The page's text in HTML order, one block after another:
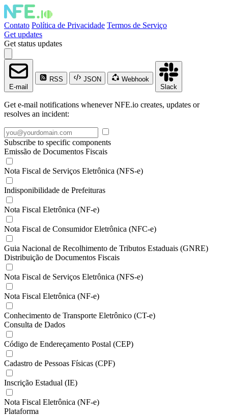
Contato Política de Privacidade Termos de Serviço
Get updates
Get status updates
E-mail
RSS JSON
Webhook
Slack
Get e-mail notifications whenever NFE.io creates, updates or
resolves an incident:
Subscribe to specific components
Emissão de Documentos Fiscais
Nota Fiscal de Serviços Eletrônica (NFS-e)
Indisponibilidade de Prefeituras
Nota Fiscal Eletrônica (NF-e)
Nota Fiscal de Consumidor Eletrônica (NFC-e)
Guia Nacional de Recolhimento de Tributos Estaduais (GNRE)
Distribuição de Documentos Fiscais
Nota Fiscal de Serviços Eletrônica (NFS-e)
Nota Fiscal Eletrônica (NF-e)
Conhecimento de Transporte Eletrônico (CT-e)
Consulta de Dados
Código de Endereçamento Postal (CEP)
Cadastro de Pessoas Físicas (CPF)
Inscrição Estadual (IE)
Nota Fiscal Eletrônica (NF-e)
Plataforma